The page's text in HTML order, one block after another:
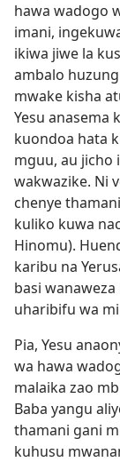
hawa wadogo
imani,
ikiwa jiwe la
ambalo
mwake kisha
Yesu anasema
kuondoa hata
mguu, au jicho
wakwazike. Ni
chenye
kuliko kuwa
Hinomu).
karibu na
basi
uharibifu wa
Pia, Yesu
wa hawa
malaika zao
Baba yangu
thamani gani
kuhusu